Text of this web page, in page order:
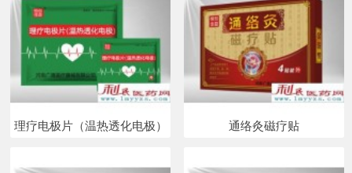
理疗电极片（温热透化电极） 通络灸磁疗贴